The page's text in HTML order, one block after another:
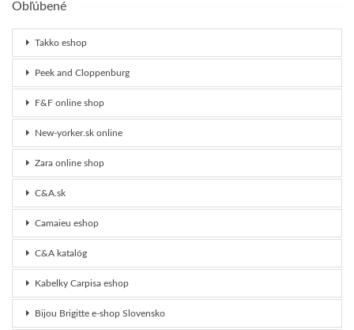
Obľúbené
Takko eshop
Peek and Cloppenburg
F&F online shop
New-yorker.sk online
Zara online shop
C&A.sk
Camaieu eshop
C&A katalóg
Kabelky Carpisa eshop
Bijou Brigitte e-shop Slovensko